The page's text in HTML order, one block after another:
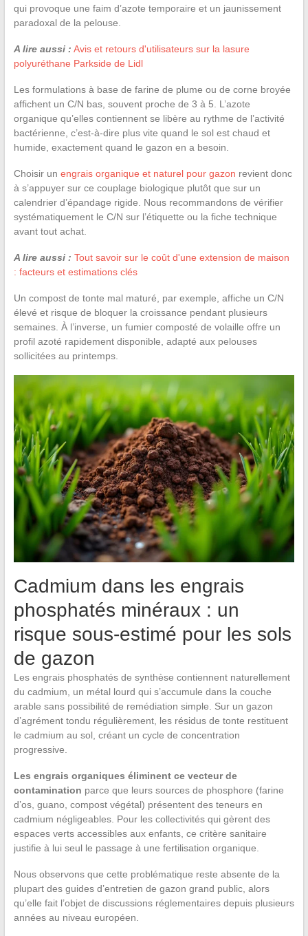
qui provoque une faim d’azote temporaire et un jaunissement
paradoxal de la pelouse.
A lire aussi : Avis et retours d'utilisateurs sur la lasure
polyuréthane Parkside de Lidl
Les formulations à base de farine de plume ou de corne broyée
affichent un C/N bas, souvent proche de 3 à 5. L’azote
organique qu’elles contiennent se libère au rythme de l’activité
bactérienne, c’est-à-dire plus vite quand le sol est chaud et
humide, exactement quand le gazon en a besoin.
Choisir un engrais organique et naturel pour gazon revient donc
à s’appuyer sur ce couplage biologique plutôt que sur un
calendrier d’épandage rigide. Nous recommandons de vérifier
systématiquement le C/N sur l’étiquette ou la fiche technique
avant tout achat.
A lire aussi : Tout savoir sur le coût d'une extension de maison
: facteurs et estimations clés
Un compost de tonte mal maturé, par exemple, affiche un C/N
élevé et risque de bloquer la croissance pendant plusieurs
semaines. À l’inverse, un fumier composté de volaille offre un
profil azoté rapidement disponible, adapté aux pelouses
sollicitées au printemps.
Cadmium dans les engrais
phosphatés minéraux : un
risque sous-estimé pour les sols
de gazon
Les engrais phosphatés de synthèse contiennent naturellement
du cadmium, un métal lourd qui s’accumule dans la couche
arable sans possibilité de remédiation simple. Sur un gazon
d’agrément tondu régulièrement, les résidus de tonte restituent
le cadmium au sol, créant un cycle de concentration
progressive.
Les engrais organiques éliminent ce vecteur de
contamination parce que leurs sources de phosphore (farine
d’os, guano, compost végétal) présentent des teneurs en
cadmium négligeables. Pour les collectivités qui gèrent des
espaces verts accessibles aux enfants, ce critère sanitaire
justifie à lui seul le passage à une fertilisation organique.
Nous observons que cette problématique reste absente de la
plupart des guides d’entretien de gazon grand public, alors
qu’elle fait l’objet de discussions réglementaires depuis plusieurs
années au niveau européen.